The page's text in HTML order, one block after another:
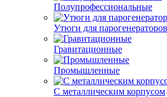
Полупрофессиональные
Утюги для парогенераторов
Гравитационные
Промышленные
С металлическим корпусом